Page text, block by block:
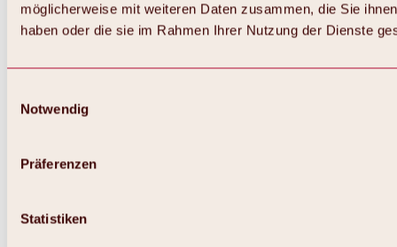
möglicherweise mit weiteren Daten zusammen, die Sie
haben oder die sie im Rahmen Ihrer Nutzung der Dienste
Notwendig
Präferenzen
Statistiken